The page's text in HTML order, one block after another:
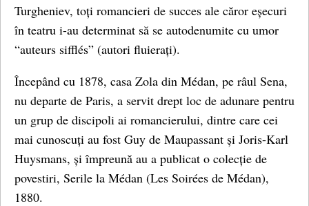
Turgheniev, toți romancieri de succes ale căror eșecuri
în teatru i-au determinat să se autodenumite cu umor
“auteurs sifflés” (autori fluierați).
Începând cu 1878, casa Zola din Médan, pe râul Sena,
nu departe de Paris, a servit drept loc de adunare pentru
un grup de discipoli ai romancierului, dintre care cei
mai cunoscuți au fost Guy de Maupassant și Joris-Karl
Huysmans, și împreună au a publicat o colecție de
povestiri, Serile la Médan (Les Soirées de Médan),
1880.